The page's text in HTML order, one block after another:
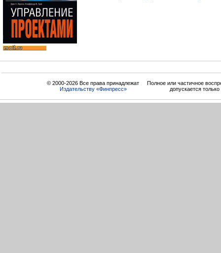
© 2000-2026 Все права принадлежат
Издательству «Финпресс»
Полное или частичное
допускается